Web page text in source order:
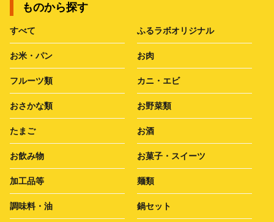
ものから探す
すべて ふるラボオリジナル
お米・パン お肉
フルーツ類 カニ・エビ
おさかな類 お野菜類
たまご お酒
お飲み物 お菓子・スイーツ
加工品等 麺類
調味料・油 鍋セット